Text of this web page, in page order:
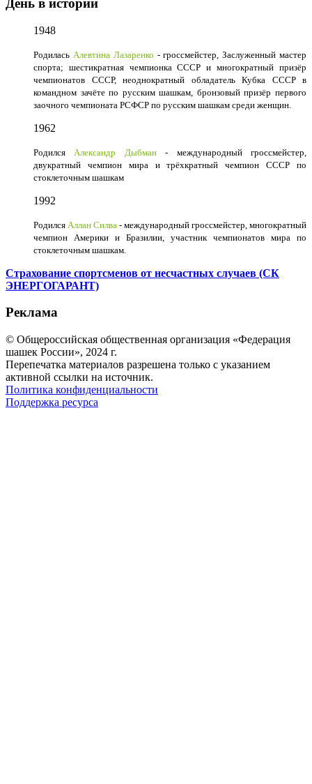
День в истории
1948
Родилась Алевтина Лазаренко - гроссмейстер, Заслуженный мастер
спорта; шестикратная чемпионка СССР и многократный призёр
чемпионатов СССР, неоднократный обладатель Кубка СССР в
командном зачёте по русским шашкам, бронзовый призёр первого
заочного чемпионата РСФСР по русским шашкам среди женщин.
1962
Родился Александр Дыбман- международный гроссмейстер,
двукратный чемпион мира и трёхкратный чемпион СССР по
стоклеточным шашкам
1992
Родился Аллан Силва - международный гроссмейстер, многократный
чемпион Америки и Бразилии, участник чемпионатов мира по
стоклеточным шашкам.
Страхование спортсменов от несчастных случаев (СК
ЭНЕРГОГАРАНТ)
Реклама
© Общероссийская общественная организация «Федерация
шашек России», 2024 г.
Перепечатка материалов разрешена только с указанием
активной ссылки на источник.
Политика конфиденциальности
Поддержка ресурса